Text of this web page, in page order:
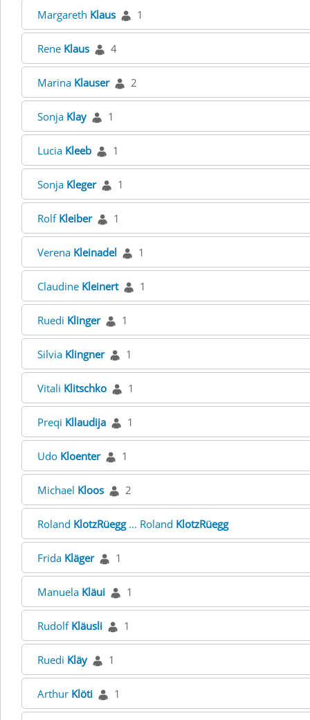
Margareth Klaus 1
Rene Klaus 4
Marina Klauser 2
Sonja Klay 1
Lucia Kleeb 1
Sonja Kleger 1
Rolf Kleiber 1
Verena Kleinadel 1
Claudine Kleinert 1
Ruedi Klinger 1
Silvia Klingner 1
Vitali Klitschko 1
Preqi Kllaudija 1
Udo Kloenter 1
Michael Kloos 2
Roland KlotzRüegg... Roland KlotzRüegg
Frida Kläger 1
Manuela Kläui 1
Rudolf Kläusli 1
Ruedi Kläy 1
Arthur Klöti 1